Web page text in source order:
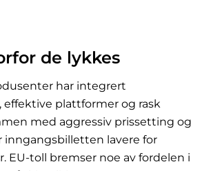
de lykkes
har integrert
plattformer og rask
med aggressiv prissetting og
inngangsbilletten lavere for
EU-toll bremser noe av fordelen i